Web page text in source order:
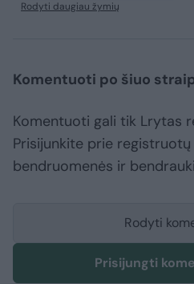
Rodyti daugiau žymių
Komentuoti po šiuo
Komentuoti gali tik Lrytas
Prisijunkite prie
bendruomenės ir
Rodyti
Prisijungti